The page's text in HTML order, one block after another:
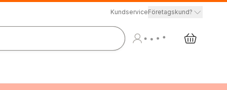
KundserviceFöretagskund?